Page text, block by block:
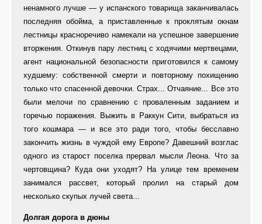
ненамного лучше — у испанского товарища заканчивалась
последняя обойма, а приставленные к проклятым окнам
лестницы красноречиво намекали на успешное завершение
вторжения. Откинув пару лестниц с ходячими мертвецами,
агент национальной безопасности приготовился к самому
худшему: собственной смерти и повторному похищению
только что спасенной девочки. Страх... Отчаяние... Все это
были мелочи по сравнению с проваленным заданием и
горечью поражения. Выжить в Раккун Сити, выбраться из
того кошмара — и все это ради того, чтобы бесславно
закончить жизнь в чуждой ему Европе? Давешний возглас
одного из старост поселка прервал мысли Леона. Что за
чертовщина? Куда они уходят? На улице тем временем
занимался рассвет, который пролил на старый дом
несколько скупых лучей света...
Долгая дорога в дюны